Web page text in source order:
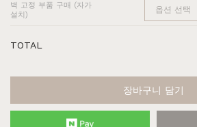
벽 고정 부품 구매 (자가
설치)
TOTAL
장바구니 담기